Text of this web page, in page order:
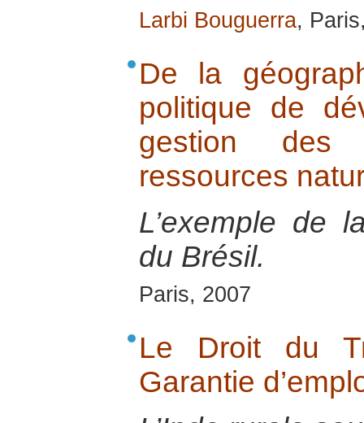
Larbi Bouguerra,
De la
politique de
gestion
ressources
L’exemple de
du Brésil.
Paris, 2007
Le Droit du
Garantie